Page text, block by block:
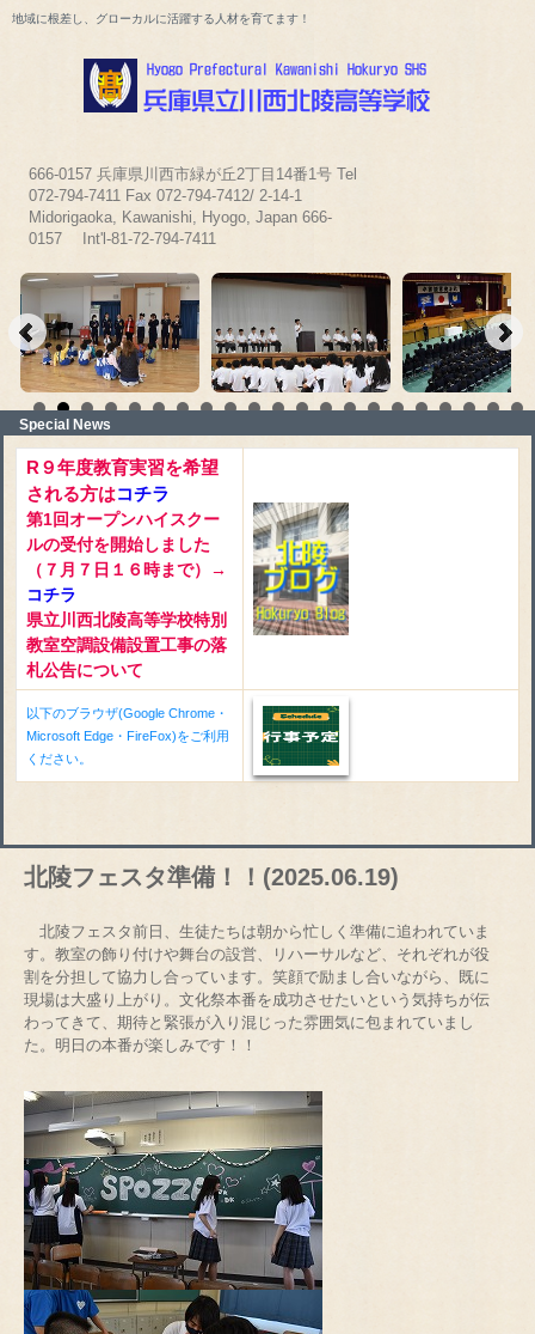
地域に根差し、グローカルに活躍する人材を育てます！
666-0157 兵庫県川西市緑が丘2丁目14番1号 Tel
072-794-7411 Fax 072-794-7412/ 2-14-1
Midorigaoka, Kawanishi, Hyogo, Japan 666-
0157 Int'l-81-72-794-7411
Special News
R９年度教育実習を希望
される方はコチラ
第1回オープンハイスクー
ルの受付を開始しました
（７月７日１６時まで）→
コチラ
県立川西北陵高等学校特別
教室空調設備設置工事の落
札公告について
以下のブラウザ(Google Chrome・
Microsoft Edge・FireFox)をご利用
ください。
北陵フェスタ準備！！(2025.06.19)
北陵フェスタ前日、生徒たちは朝から忙しく準備に追われていま
す。教室の飾り付けや舞台の設営、リハーサルなど、それぞれが役
割を分担して協力し合っています。笑顔で励まし合いながら、既に
現場は大盛り上がり。文化祭本番を成功させたいという気持ちが伝
わってきて、期待と緊張が入り混じった雰囲気に包まれていまし
た。明日の本番が楽しみです！！